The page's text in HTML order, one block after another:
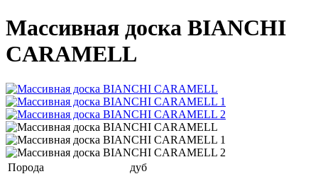
Массивная доска BIANCHI
CARAMELL
Порода
дуб